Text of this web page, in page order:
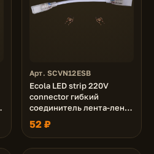
Арт. SCVN12ESB
Ecola LED strip 220V
connector гибкий
соединитель лента-лента
2-х конт с разъемами для
ленты IP68 12x7
52 ₽